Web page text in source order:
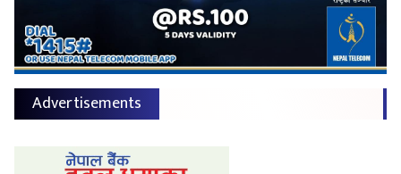
Advertisements